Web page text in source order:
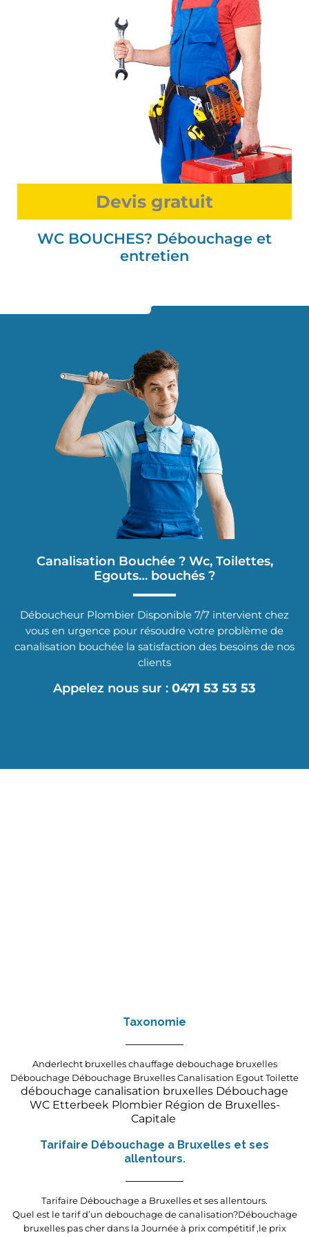
WC BOUCHES? Débouchage et
entretien
Devis gratuit
Canalisation Bouchée ? Wc, Toilettes,
Egouts… bouchés ?
Déboucheur Plombier Disponible 7/7 intervient chez
vous en urgence pour résoudre votre problème de
canalisation bouchée la satisfaction des besoins de nos
clients
Appelez nous sur : 0471 53 53 53
Taxonomie
Anderlecht bruxelles chauffage debouchage bruxelles
Débouchage Débouchage Bruxelles Canalisation Egout Toilette
débouchage canalisation bruxelles Débouchage
WC Etterbeek Plombier Région de Bruxelles-
Capitale
Tarifaire Débouchage a Bruxelles et ses
allentours.
Tarifaire Débouchage a Bruxelles et ses allentours.
Quel est le tarif d’un debouchage de canalisation?Débouchage
bruxelles pas cher dans la Journée à prix compétitif ,le prix